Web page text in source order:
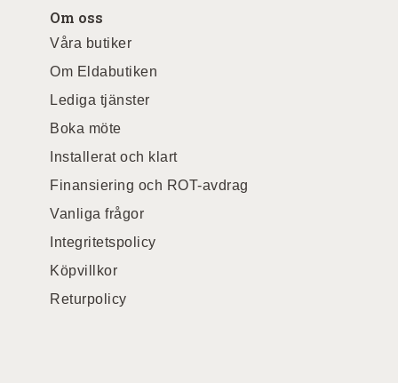
Om oss
Våra butiker
Om Eldabutiken
Lediga tjänster
Boka möte
Installerat och klart
Finansiering och ROT-avdrag
Vanliga frågor
Integritetspolicy
Köpvillkor
Returpolicy